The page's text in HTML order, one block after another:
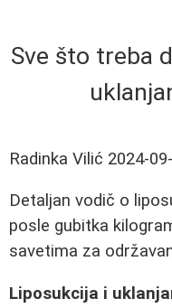
Sve što treba
Radinka Vilić 2024-
Detaljan vodič o
posle gubitka
savetima za
Liposukcija i